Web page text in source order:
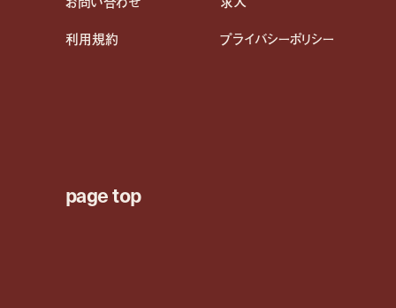
利用規約 プライバシーポリシー
page top